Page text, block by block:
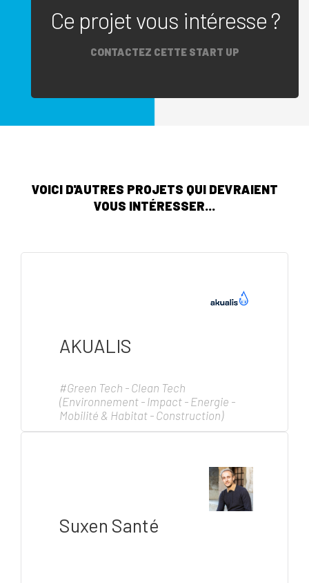
Ce projet vous intéresse ?
CONTACTEZ CETTE START UP
VOICI D'AUTRES PROJETS QUI DEVRAIENT
VOUS INTÉRESSER...
AKUALIS
#Green Tech - Clean Tech
(Environnement - Impact - Energie -
Mobilité & Habitat - Construction)
Suxen Santé